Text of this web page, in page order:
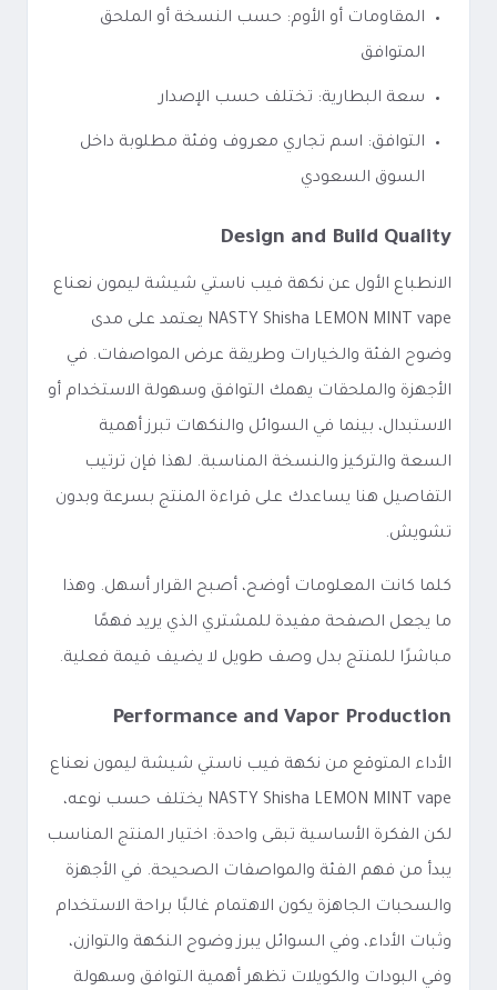
المقاومات أو الأوم: حسب النسخة أو الملحق
المتوافق
سعة البطارية: تختلف حسب الإصدار
التوافق: اسم تجاري معروف وفئة مطلوبة داخل
السوق السعودي
Design and Build Quality
الانطباع الأول عن نكهة فيب ناستي شيشة ليمون نعناع
NASTY Shisha LEMON MINT vape يعتمد على مدى
وضوح الفئة والخيارات وطريقة عرض المواصفات. في
الأجهزة والملحقات يهمك التوافق وسهولة الاستخدام أو
الاستبدال، بينما في السوائل والنكهات تبرز أهمية
السعة والتركيز والنسخة المناسبة. لهذا فإن ترتيب
التفاصيل هنا يساعدك على قراءة المنتج بسرعة وبدون
تشويش.
كلما كانت المعلومات أوضح، أصبح القرار أسهل. وهذا
ما يجعل الصفحة مفيدة للمشتري الذي يريد فهمًا
مباشرًا للمنتج بدل وصف طويل لا يضيف قيمة فعلية.
Performance and Vapor Production
الأداء المتوقع من نكهة فيب ناستي شيشة ليمون نعناع
NASTY Shisha LEMON MINT vape يختلف حسب نوعه،
لكن الفكرة الأساسية تبقى واحدة: اختيار المنتج المناسب
يبدأ من فهم الفئة والمواصفات الصحيحة. في الأجهزة
والسحبات الجاهزة يكون الاهتمام غالبًا براحة الاستخدام
وثبات الأداء، وفي السوائل يبرز وضوح النكهة والتوازن،
وفي البودات والكويلات تظهر أهمية التوافق وسهولة